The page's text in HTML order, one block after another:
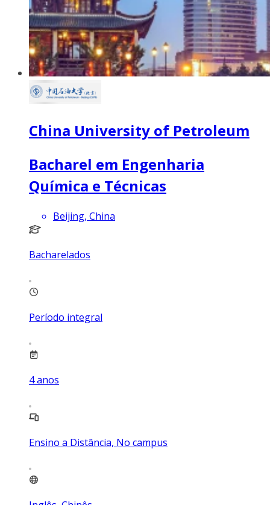
China University of Petroleum
Bacharel em Engenharia
Química e Técnicas
Beijing, China
Bacharelados
Período integral
4anos
Ensino a Distância, No campus